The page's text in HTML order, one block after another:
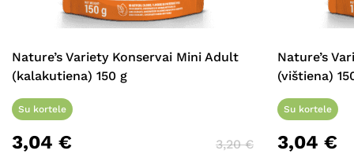
Nature’s Variety Konservai Mini Adult
(kalakutiena) 150 g
Su kortele
3,04 € 3,20€
Nature’s
(vištiena)
Su kortele
3,04 €